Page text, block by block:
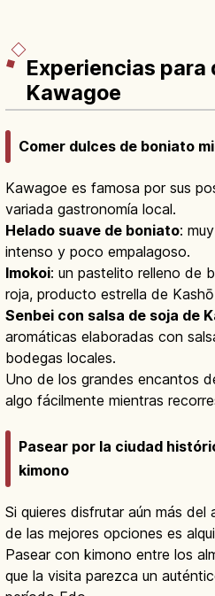
Experiencias para
Kawagoe
Comer dulces de boniato
Kawagoe es famosa por sus
variada gastronomía local.
Helado suave de boniato:
intenso y poco empalagoso.
Imokoi: un pastelito relleno de
roja, producto estrella de
Senbei con salsa de soja de
aromáticas elaboradas con
bodegas locales.
Uno de los grandes encantos
algo fácilmente mientras
Pasear por la ciudad
kimono
Si quieres disfrutar aún más
de las mejores opciones es
Pasear con kimono entre los
que la visita parezca un